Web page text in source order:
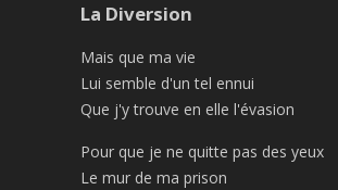
La Diversion
Mais que ma vie
Lui semble d'un tel ennui
Que j'y trouve en elle l'évasion
Pour que je ne quitte pas des yeux
Le mur de ma prison